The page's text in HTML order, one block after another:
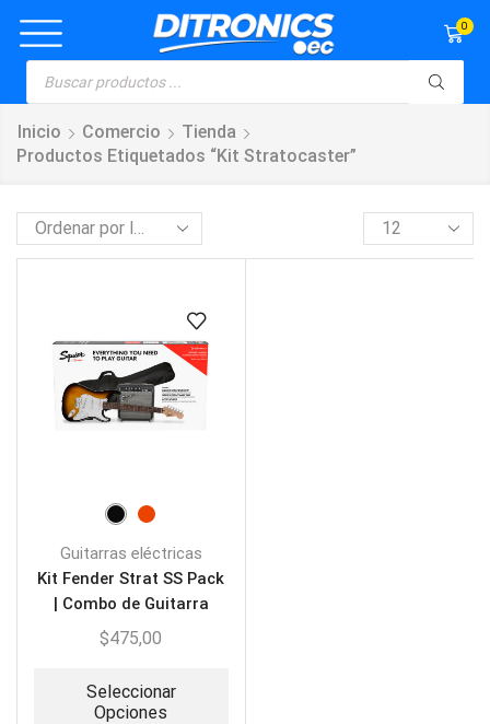
0
Inicio Comercio
Tienda
Productos Etiquetados “kit Stratocaster”
Guitarras eléctricas
Kit Fender Strat SS Pack
| Combo de Guitarra
Eléctrica
$475,00
Seleccionar
Opciones